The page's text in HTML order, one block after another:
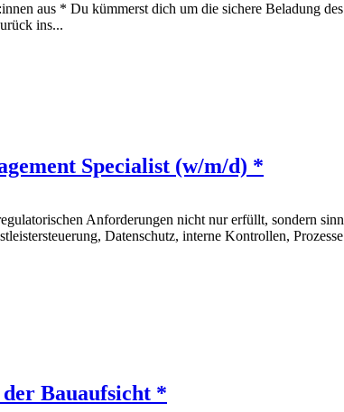
aus * Du kümmerst dich um die sichere Beladung
ins...
Specialist (w/m/d) *
Anforderungen nicht nur erfüllt, sondern
Datenschutz, interne Kontrollen,
Bauaufsicht *